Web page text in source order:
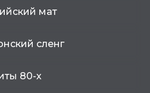
мат
сленг
80-х